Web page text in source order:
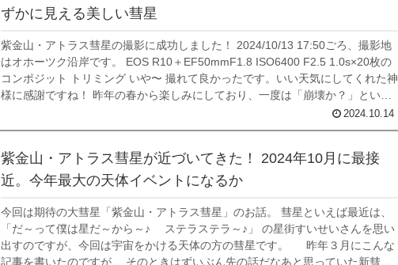
ずかに見える美しい彗星
紫金山・アトラス彗星の撮影に成功しました！ 2024/10/13 17:50ごろ、撮影地
はオホーツク沿岸です。 EOS R10＋EF50mmF1.8 ISO6400 F2.5 1.0s×20枚の
コンポジット トリミング いや〜 撮れて良かったです。いい天気にしてくれた神
様に感謝ですね！ 昨年の春から楽しみにしており、一度は「崩壊か？」という
2024.10.14
紫金山・アトラス彗星が近づいてきた！ 2024年10月に最接
近。今年最大の天体イベントになるか
今回は期待の大彗星「紫金山・アトラス彗星」のお話。 彗星といえば最近は、
「だ～って僕は星だ～から～♪ ステラステラ～♪」 の星街すいせいさんを思い
出すのですが、今回は宇宙をかける天体の方の彗星です。 昨年３月にこんな
記事を書いたのですが、 そのときはずいぶん先の話だなあと思っていた新彗星